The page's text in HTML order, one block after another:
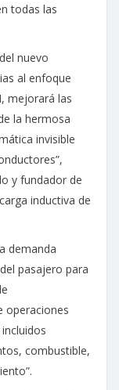
todas las
nuevo
al enfoque
mejorará las
la hermosa
invisible
y fundador de
inductiva de
demanda
pasajero para
operaciones
combustible,